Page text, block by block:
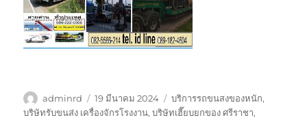
ผู้
เขียน
adminrd
เขียน
เมื่อ
19 มีนาคม 2024
ป้าย
กำกับ
บริการรถขนสงของหนัก,
บริษัทรับขนส่ง เครื่องจักรโรงงาน,บริษัทเฮี๊ยบยกของ ศรีราชา,